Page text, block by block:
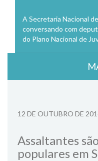
A Secretaria Nacional
conversando com
do Plano Nacional de
12 DE OUTUBRO DE
Assaltantes
populares em